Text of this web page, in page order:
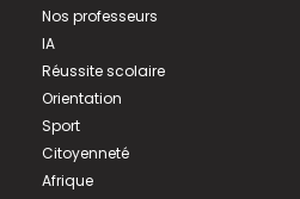
Nos professeurs
IA
Réussite scolaire
Orientation
Sport
Citoyenneté
Afrique